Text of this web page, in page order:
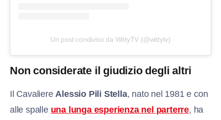
Un post condiviso da WittyTV (@wittytv)
Non considerate il giudizio degli altri
Il CavaliereAlessio Pili Stella, nato nel 1981 e con
alle spalle una lunga esperienza nel parterre, ha